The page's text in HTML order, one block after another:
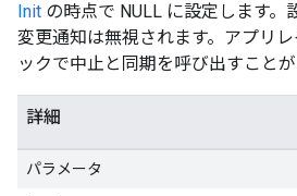
Init の時点で NULL に設定します。
変更通知は無視されます。アプリ
ックで中止と同期を呼び出すことが
詳細
パラメータ